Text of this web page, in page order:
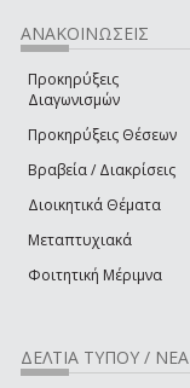
ΑΝΑΚΟΙΝΩΣΕΙΣ
Προκηρύξεις
Διαγωνισμών
Προκηρύξεις Θέσεων
Βραβεία / Διακρίσεις
Διοικητικά Θέματα
Μεταπτυχιακά
Φοιτητική Μέριμνα
ΔΕΛΤΙΑ ΤΥΠΟΥ / ΝΕΑ